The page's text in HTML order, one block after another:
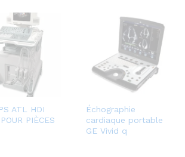
ATL HDI
PIÈCES
Échographie
cardiaque portable
GE Vivid q